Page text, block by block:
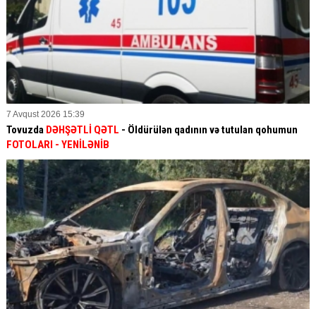
7 Avqust 2026 15:39
Tovuzda DƏHŞƏTLİ QƏTL - Öldürülən qadının və tutulan qohumun
FOTOLARI - YENİLƏNİB